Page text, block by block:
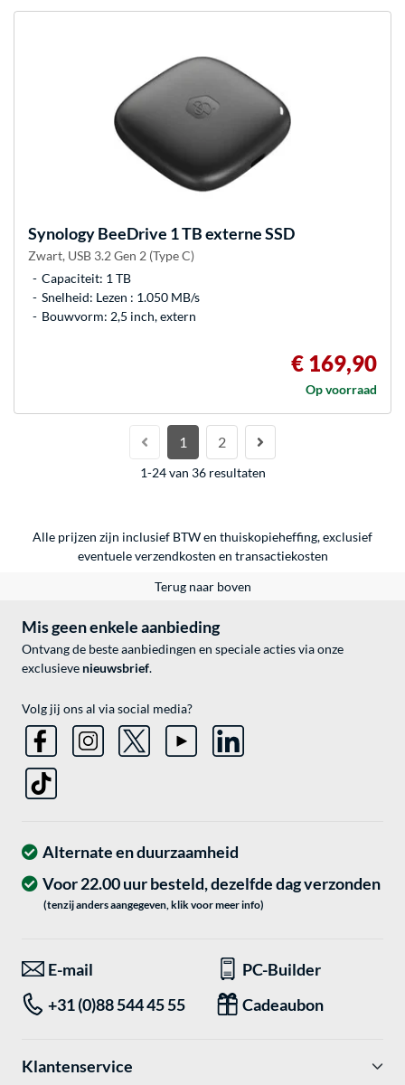
SynologyBeeDrive 1 TB externe SSD
Zwart, USB 3.2 Gen 2 (Type C)
Capaciteit: 1 TB
Snelheid: Lezen : 1.050 MB/s
Bouwvorm: 2,5 inch, extern
€ 169,90
Op voorraad
1 2
1-24 van 36 resultaten
Alle prijzen zijn inclusief BTW en thuiskopieheffing, exclusief
eventueleverzendkosten en transactiekosten
Terug naar boven
Mis geen enkele aanbieding
Ontvang de beste aanbiedingen en speciale acties via onze
exclusieve nieuwsbrief.
Volg jij ons al via social media?
Alternate en duurzaamheid
Voor 22.00 uur besteld, dezelfde dag verzonden
(tenzij anders aangegeven, klik voor meer info)
E-mail
PC-Builder
+31 (0)88 544 45 55
Cadeaubon
Klantenservice